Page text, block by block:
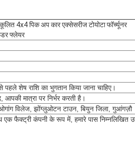
4x4 पिक अप कार एक्सेसरीज टोयोटा फॉर्च्यूनर
फ्लेयर
पहले शेष राशि का भुगतान किया जाना चाहिए।
मात्रा पर निर्भर करती है।
विलेज, झोंग्लुओटन टाउन, बियुन जिला, गुआंगज़ौ
एक फैक्ट्री कंपनी के रूप में, हमारे पास निम्नलिखित